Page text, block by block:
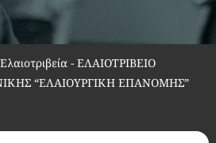
- ΕΛΑΙΟΤΡΙΒΕΙΟ
“ΕΛΑΙΟΥΡΓΙΚΗ ΕΠΑΝΟΜΗΣ”